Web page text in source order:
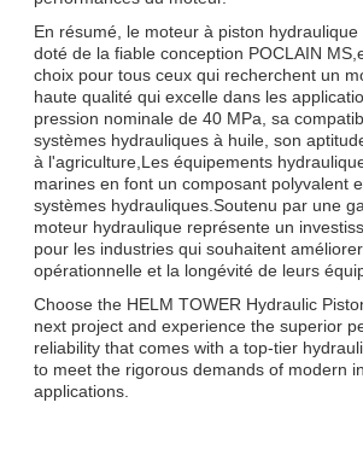
En résumé, le moteur à piston hydraulique
doté de la fiable conception POCLAIN
choix pour tous ceux qui recherchent un
haute qualité qui excelle dans les
pression nominale de 40 MPa, sa
systèmes hydrauliques à huile, son
à l'agriculture,Les équipements
marines en font un composant polyvalent
systèmes hydrauliques.Soutenu par une
moteur hydraulique représente un
pour les industries qui souhaitent
opérationnelle et la longévité de leurs
Choose the HELM TOWER Hydraulic
next project and experience the superior
reliability that comes with a top-tier
to meet the rigorous demands of modern
applications.